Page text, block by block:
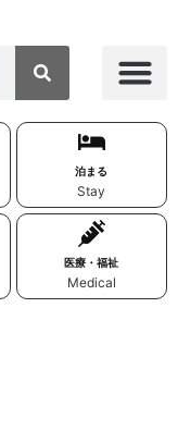
泊まる
Stay
医療・福祉
Medical